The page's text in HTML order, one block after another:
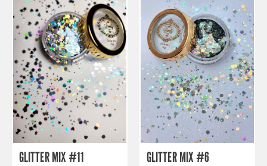
GLITTER MIX #11 GLITTER MIX #6